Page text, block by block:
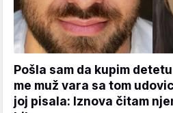
Pošla sam da kupim
me muž vara sa tom
joj pisala: Iznova čitam